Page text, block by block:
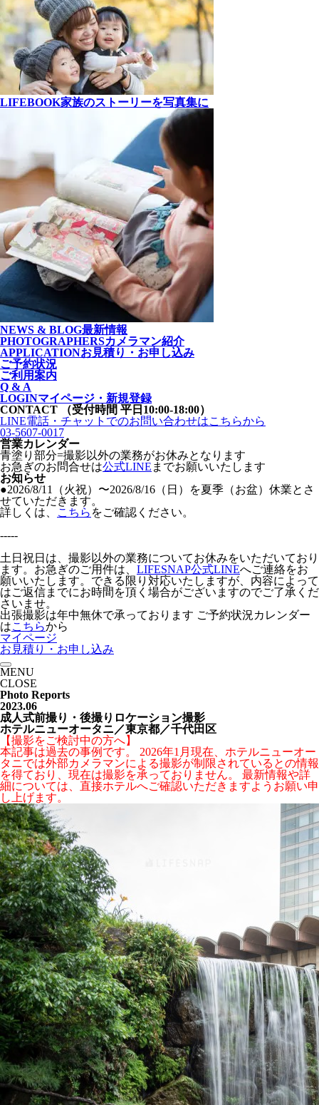
LIFEBOOK家族のストーリーを写真集に
NEWS & BLOG最新情報
PHOTOGRAPHERSカメラマン紹介
APPLICATIONお見積り・お申し込み
ご予約状況
ご利用案内
Q & A
LOGINマイページ・新規登録
CONTACT
（受付時間 平日10:00-18:00）
LINE電話・チャットでのお問い合わせはこちらから
03-5607-0017
営業カレンダー
青塗り 部分=撮影以外の業務がお休みとなります
お急ぎのお問合せは公式LINE までお願いいたします
お知らせ
●2026/8/11（火祝）〜2026/8/16（日）を夏季（お盆）休業とさ
せていただきます。
詳しくは、
こちら をご確認ください。
-----
土日祝日は、撮影以外の業務についてお休みをいただいており
ます。お急ぎのご用件は、 LIFESNAP公式LINEへご連絡をお
願いいたします。できる限り対応いたしますが、内容によって
はご返信までにお時間を頂く場合がございますのでご了承くだ
さいませ。
出張撮影は年中無休で承っております ご予約状況カレンダー
はこちらから
マイページ
お見積り・お申し込み
MENU
CLOSE
Photo Reports
2023.06
成人式前撮り・後撮りロケーション撮影
ホテルニューオータニ／東京都／千代田区
【撮影をご検討中の方へ】
本記事は過去の事例です。 2026年1月現在、ホテルニューオー
タニでは外部カメラマンによる撮影が制限されているとの情報
を得ており、現在は撮影を承っておりません。 最新情報や詳
細については、直接ホテルへご確認いただきますようお願い申
し上げます。